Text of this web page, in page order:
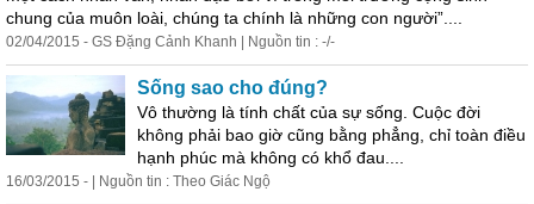
chung của muôn loài, chúng ta chính là những con người”....
02/04/2015 - GS Đặng Cảnh Khanh | Nguồn tin : -/-
Sống sao cho đúng?
Vô thường là tính chất của sự sống. Cuộc đời
không phải bao giờ cũng bằng phẳng, chỉ toàn điều
hạnh phúc mà không có khổ đau....
16/03/2015 - | Nguồn tin : Theo Giác Ngộ